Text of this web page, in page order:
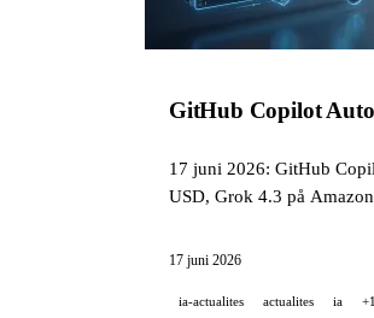
GitHub Copilot
17 juni 2026: GitHub
USD, Grok 4.3 på
17 juni 2026
ia-actualites actualites ia